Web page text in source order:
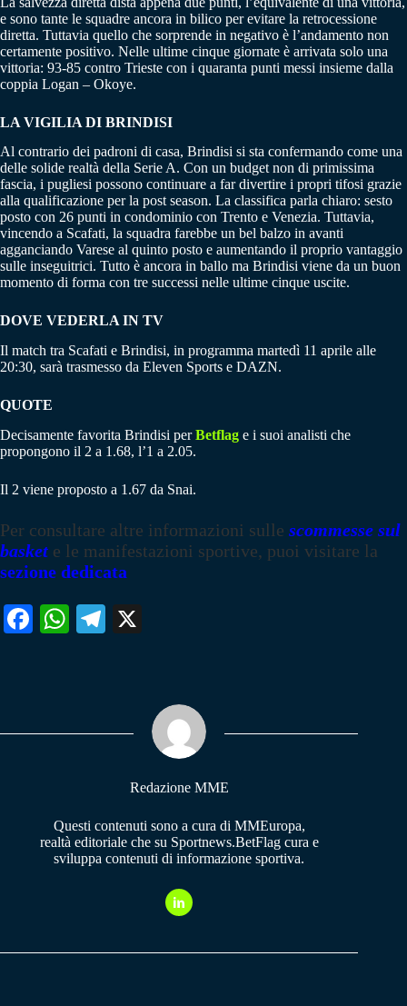
e sono tante le squadre ancora in bilico per evitare la retrocessione
diretta. Tuttavia quello che sorprende in negativo è l’andamento non
certamente positivo. Nelle ultime cinque giornate è arrivata solo una
vittoria: 93-85 contro Trieste con i quaranta punti messi insieme dalla
coppia Logan – Okoye.
LA VIGILIA DI BRINDISI
Al contrario dei padroni di casa, Brindisi si sta confermando come una
delle solide realtà della Serie A. Con un budget non di primissima
fascia, i pugliesi possono continuare a far divertire i propri tifosi grazie
alla qualificazione per la post season. La classifica parla chiaro: sesto
posto con 26 punti in condominio con Trento e Venezia. Tuttavia,
vincendo a Scafati, la squadra farebbe un bel balzo in avanti
agganciando Varese al quinto posto e aumentando il proprio vantaggio
sulle inseguitrici. Tutto è ancora in ballo ma Brindisi viene da un buon
momento di forma con tre successi nelle ultime cinque uscite.
DOVE VEDERLA IN TV
Il match tra Scafati e Brindisi, in programma martedì 11 aprile alle
20:30, sarà trasmesso da Eleven Sports e DAZN.
QUOTE
Decisamente favorita Brindisi perBetflag e i suoi analisti che
propongono il 2 a 1.68, l’1 a 2.05.
Il 2 viene proposto a 1.67 da Snai.
Per consultare altre informazioni sulle scommesse sul
basket e le manifestazioni sportive, puoi visitare la
sezione dedicata
Fa W
pp
Te
m
Redazione MME
Questi contenuti sono a cura di MMEuropa,
realtà editoriale che su Sportnews.BetFlag cura e
sviluppa contenuti di informazione sportiva.